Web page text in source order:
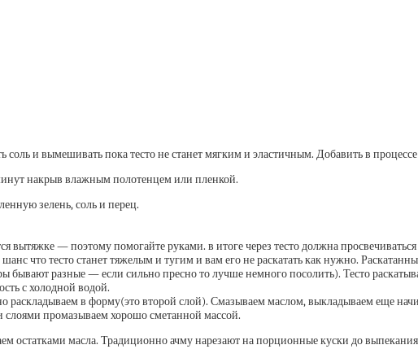
соль и вымешивать пока тесто не станет мягким и эластичным. Добавить в
накрыв влажным полотенцем или пленкой.
зелень, соль и перец.
вытяжке — поэтому помогайте руками. в итоге через тесто должна
что тесто станет тяжелым и тугим и вам его не раскатать как нужно.
бывают разные — если сильно пресно то лучше немного посолить). Тесто
с холодной водой.
раскладываем в форму(это второй слой). Смазываем маслом, выкладываем еще
промазываем хорошо сметанной массой.
остатками масла. Традиционно ачму нарезают на порционные куски до